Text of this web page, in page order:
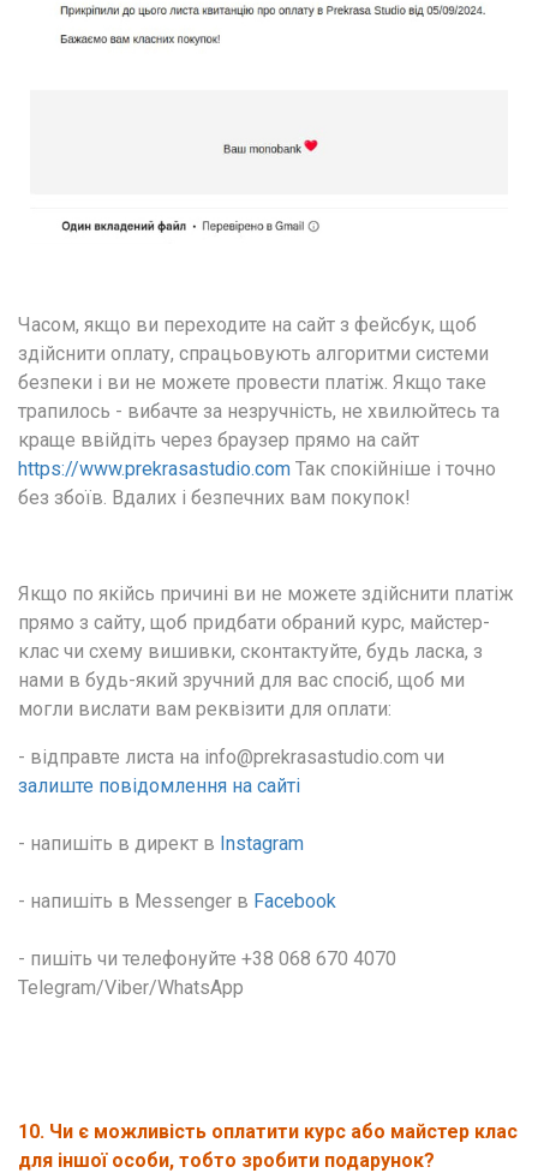
Часом, якщо ви переходите на сайт з фейсбук, щоб
здійснити оплату, спрацьовують алгоритми системи
безпеки і ви не можете провести платіж. Якщо таке
трапилось - вибачте за незручність, не хвилюйтесь та
https://www.prekrasastudio.com Так спокійніше і точно
без збоїв. Вдалих і безпечних вам покупок!
Якщо по якійсь причині ви не можете здійснити платіж
прямо з сайту, щоб придбати обраний курс, майстер-
клас чи схему вишивки, сконтактуйте, будь ласка, з
нами в будь-який зручний для вас спосіб, щоб ми
могли вислати вам реквізити для оплати:
залиште повідомлення на сайті
- напишіть в директ в Instagram
- напишіть в Messenger в Facebook
- пишіть чи телефонуйте +38 068 670 4070
Telegram/Viber/WhatsApp
10. Чи є можливість оплатити курс або майстер клас
для іншої особи, тобто зробити подарунок?